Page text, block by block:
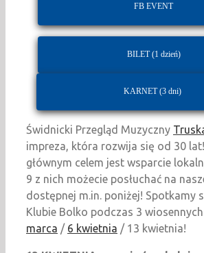
FB EVENT
BILET (1 dzień)
KARNET (3 dni)
Świdnicki Przegląd Muzyczny
impreza, która rozwija się od 30
głównym celem jest wsparcie
9 z nich możecie posłuchać na
dostępnej m.in. poniżej! Spotkamy
Klubie Bolko podczas 3
marca / 6 kwietnia / 13 kwietnia!